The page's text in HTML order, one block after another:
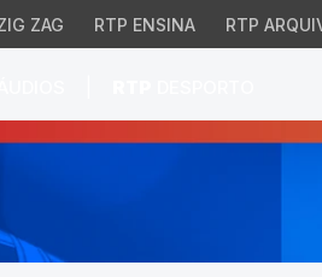
ZAG RTP ENSINA RTP
de